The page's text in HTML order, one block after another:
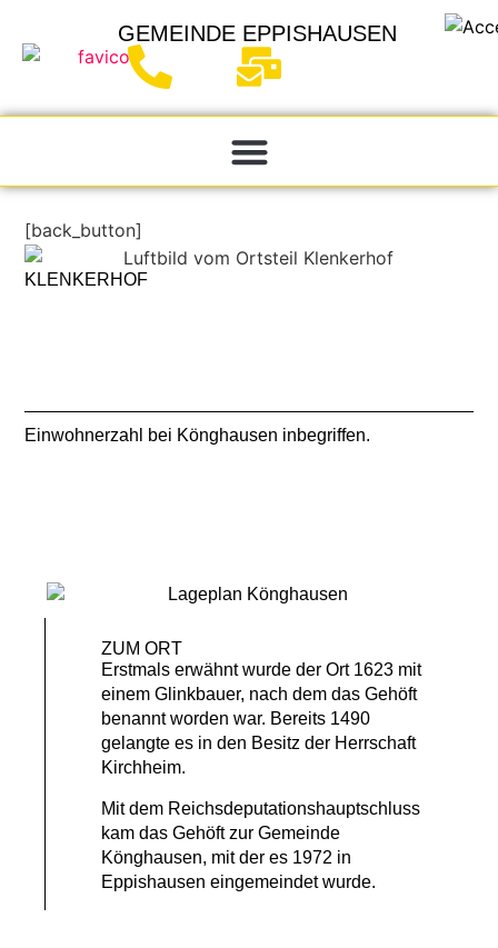
GEMEINDE EPPISHAUSEN
[back_button]
KLENKERHOF
Einwohnerzahl bei Könghausen inbegriffen.
ZUM ORT
Erstmals erwähnt wurde der Ort 1623 mit
einem Glinkbauer, nach dem das Gehöft
benannt worden war. Bereits 1490
gelangte es in den Besitz der Herrschaft
Kirchheim.
Mit dem Reichsdeputationshauptschluss
kam das Gehöft zur Gemeinde
Könghausen, mit der es 1972 in
Eppishausen eingemeindet wurde.